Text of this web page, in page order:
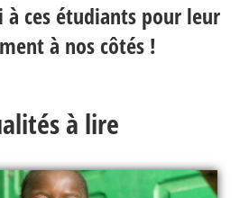
à ces étudiants pour leur
à nos côtés !
à lire